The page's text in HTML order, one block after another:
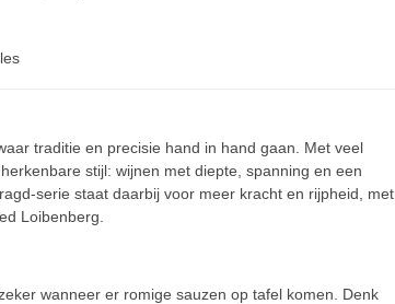
traditie en precisie hand in hand gaan. Met veel
stijl: wijnen met diepte, spanning en een
serie staat daarbij voor meer kracht en rijpheid, met
Loibenberg.
wanneer er romige sauzen op tafel komen. Denk